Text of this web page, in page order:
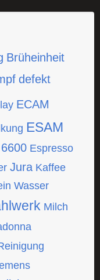
Brüheinheit
defekt
ECAM
ESAM
Espresso
Jura Kaffee
Wasser
Milch